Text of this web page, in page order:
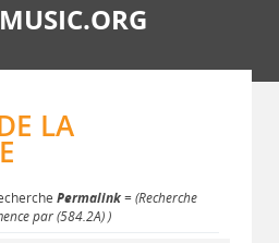
LA
Permalink= (Recherche
par (584.2A) )